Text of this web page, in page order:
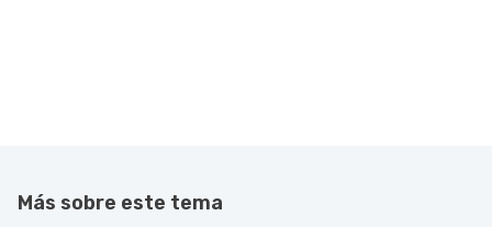
Más sobre este tema